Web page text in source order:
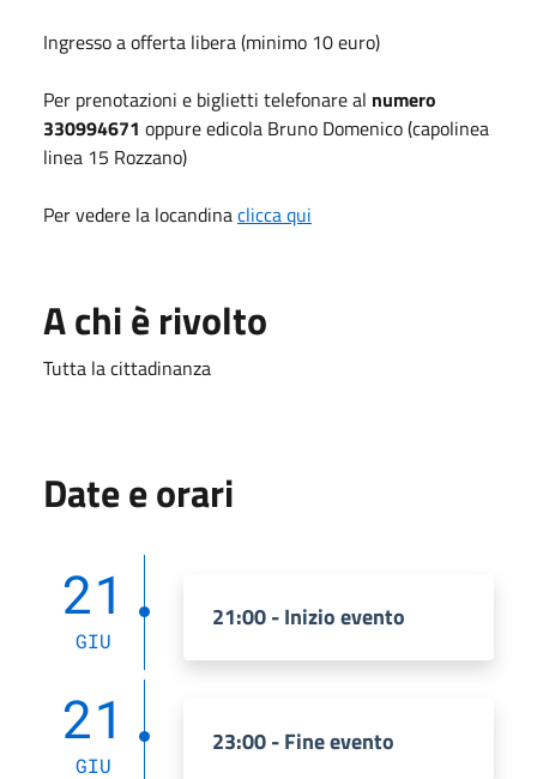
Ingresso a offerta libera (minimo 10 euro)
Per prenotazioni e biglietti telefonare al numero
330994671 oppure edicola Bruno Domenico (capolinea
linea 15 Rozzano)
Per vedere la locandinaclicca qui
A chi è rivolto
Tutta la cittadinanza
Date e orari
21
GIU
21:00 - Inizio evento
21
GIU
23:00 - Fine evento